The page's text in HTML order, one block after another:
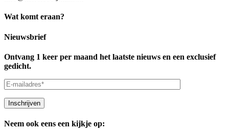
Wat komt eraan?
Nieuwsbrief
Ontvang 1 keer per maand het laatste nieuws en een exclusief
gedicht.
Neem ook eens een kijkje op: